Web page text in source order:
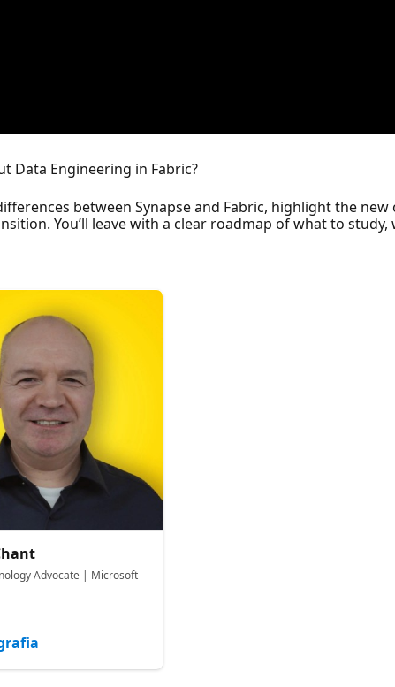
Data Engineering in Fabric?
between Synapse and Fabric, highlight the
You’ll leave with a clear roadmap of what to study,
Advocate | Microsoft